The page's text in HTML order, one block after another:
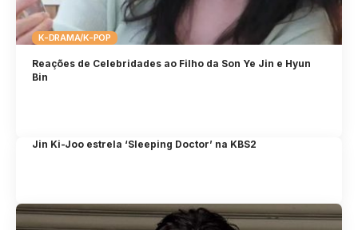
K-DRAMA/K-POP
Reações de Celebridades ao Filho da Son Ye Jin e Hyun
Bin
Jin Ki-Joo estrela ‘Sleeping Doctor’ na KBS2